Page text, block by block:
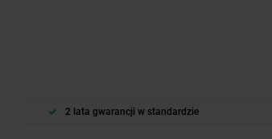
2 lata gwarancji w standardzie